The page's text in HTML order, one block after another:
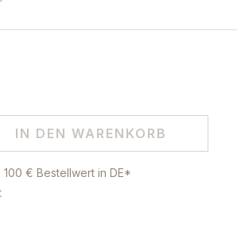
IN DEN WARENKORB
€ Bestellwert in DE*